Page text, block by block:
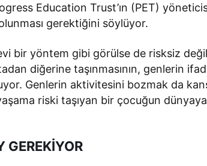
Education Trust’ın (PET)
gerektiğini söylüyor.
bir yöntem gibi görülse de risksiz
diğerine taşınmasının, genlerin
Genlerin aktivitesini bozmak da
riski taşıyan bir çocuğun
GEREKİYOR